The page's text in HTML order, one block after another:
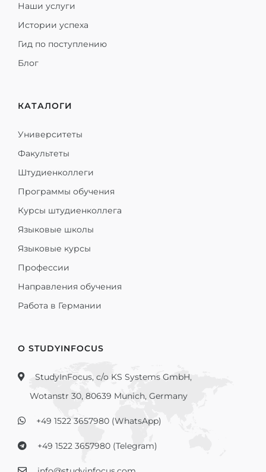
Наши услуги
Истории успеха
Гид по поступлению
Блог
КАТАЛОГИ
Университеты
Факультеты
Штудиенколлеги
Программы обучения
Курсы штудиенколлега
Языковые школы
Языковые курсы
Профессии
Направления обучения
Работа в Германии
О STUDYINFOCUS
StudyInFocus, c/o KS Systems GmbH,
Wotanstr 30, 80639 Munich, Germany
+49 1522 3657980 (WhatsApp)
+49 1522 3657980 (Telegram)